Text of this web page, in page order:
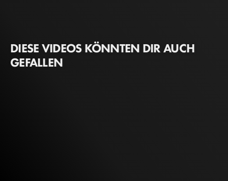
DIESE VIDEOS KÖNNTEN DIR AUCH
GEFALLEN